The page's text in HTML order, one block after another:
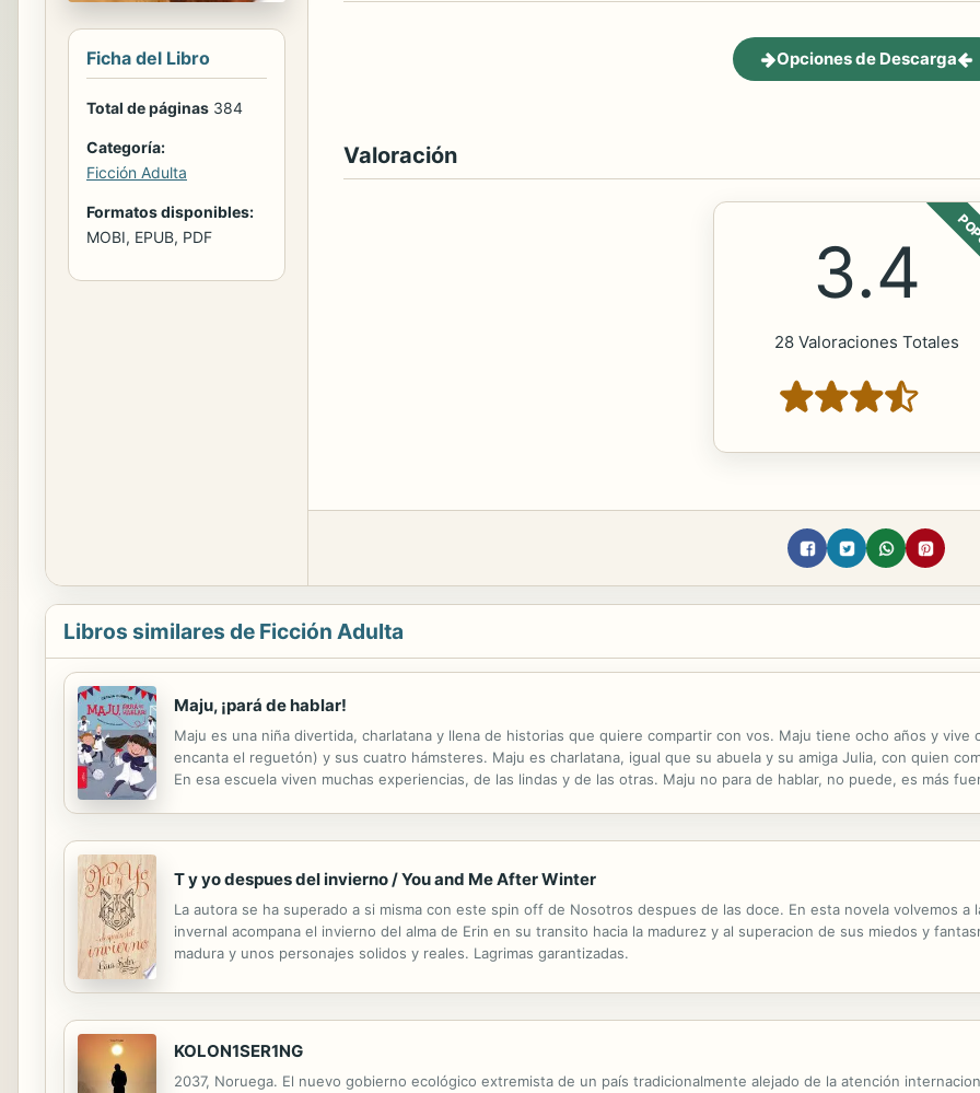
Ficha del Libro
Total de páginas 384
Categoría:
Ficción Adulta
Formatos disponibles:
MOBI, EPUB, PDF
Opciones de Descarga
Valoración
3.4
28 Valoraciones Totales
Libros similares de Ficción Adulta
Maju, ¡pará de hablar!
Maju es una niña divertida, charlatana y llena de historias que quiere compartir con vos. Maju tiene ocho años y vive
encanta el reguetón) y sus cuatro hámsteres. Maju es charlatana, igual que su abuela y su amiga Julia, con quien
En esa escuela viven muchas experiencias, de las lindas y de las otras. Maju no para de hablar, no puede, es más
T y yo despues del invierno / You and Me After Winter
La autora se ha superado a si misma con este spin off de Nosotros despues de las doce. En esta novela volvemos a
invernal acompana el invierno del alma de Erin en su transito hacia la madurez y al superacion de sus miedos y
madura y unos personajes solidos y reales. Lagrimas garantizadas.
KOLON1SER1NG
2037, Noruega. El nuevo gobierno ecológico extremista de un país tradicionalmente alejado de la atención